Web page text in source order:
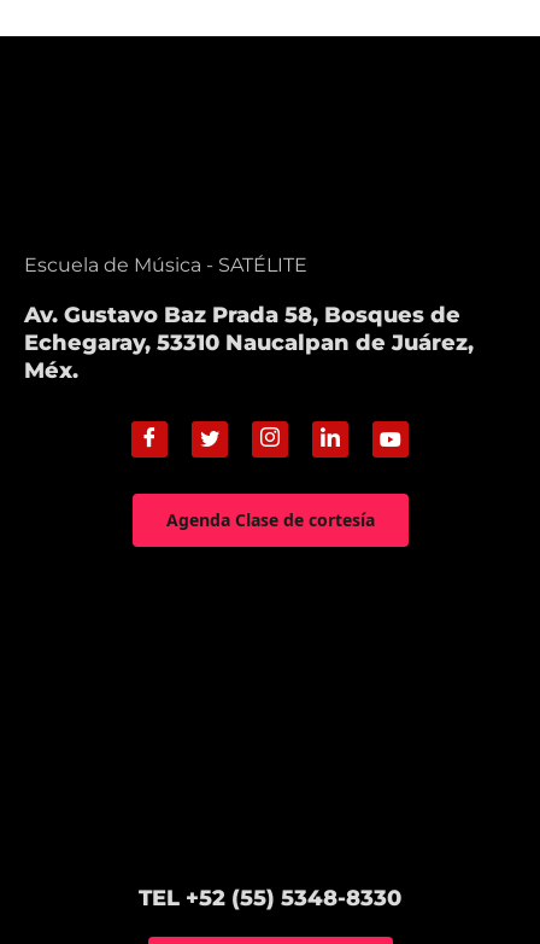
Escuela de Música - SATÉLITE
Av. Gustavo Baz Prada 58, Bosques de
Echegaray, 53310 Naucalpan de Juárez,
Méx.
Agenda Clase de cortesía
TEL +52 (55) 5348-8330